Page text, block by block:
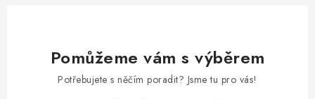
Pomůžeme vám s výběrem
Potřebujete s něčím poradit? Jsme tu pro vás!